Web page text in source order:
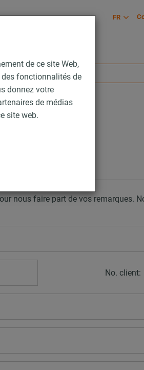
de ce site Web,
fonctionnalités de
donnez votre
de médias
site web.
FR
nous faire part de vos remarques.
No. client: